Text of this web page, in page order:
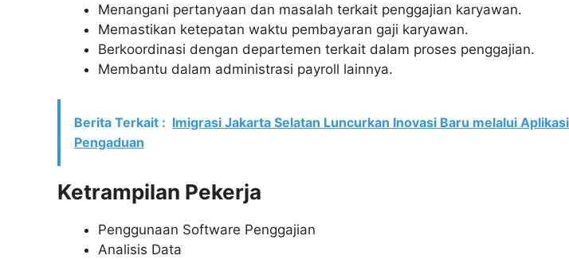
Menangani pertanyaan dan masalah terkait penggajian karyawan.
Memastikan ketepatan waktu pembayaran gaji karyawan.
Berkoordinasi dengan departemen terkait dalam proses penggajian.
Membantu dalam administrasi payroll lainnya.
Berita Terkait : Imigrasi Jakarta Selatan Luncurkan Inovasi Baru melalui
Pengaduan
Ketrampilan Pekerja
Penggunaan Software Penggajian
Analisis Data